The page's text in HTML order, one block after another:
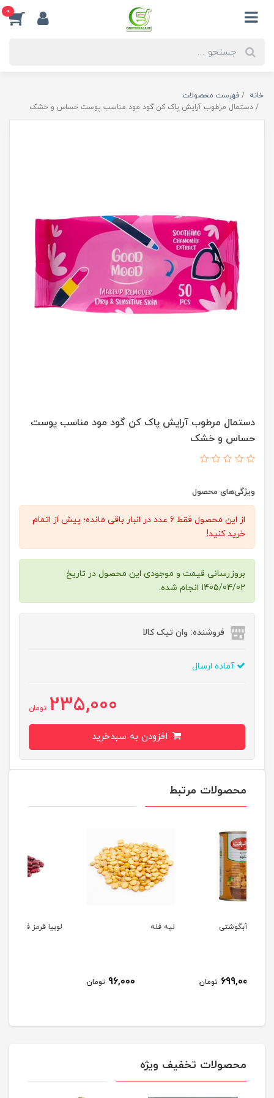
0
خانه
فهرست محصولات
دستمال مرطوب آرایش پاک کن گود مود مناسب پوست حساس و خشک
دستمال مرطوب آرایش پاک کن گود مود مناسب پوست
حساس و خشک
ویژگی‌های محصول
از این محصول فقط 6 عدد در انبار باقی مانده؛ پیش از اتمام
خرید کنید!
بروزرسانی قیمت و موجودی این محصول در تاریخ
1405/04/02 انجام شده.
فروشنده: وان تیک کالا
آماده ارسال
235,000 تومان
محصولات مرتبط
لپه فله
102,000
محصولات تخفیف ویژه